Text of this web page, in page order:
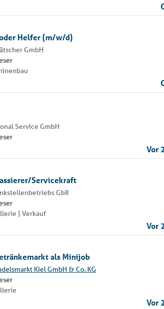
Helfer (m/w/d)
GmbH
Service GmbH
Vor
Servicekraft
GbR
| Verkauf
Vor
als Minijob
Kiel GmbH & Co. KG
Vor